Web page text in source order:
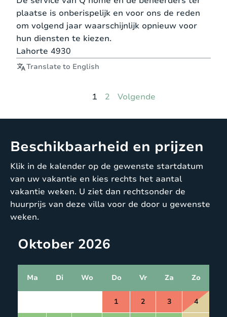
plaatse is onberispelijk en voor ons de reden
om volgend jaar waarschijnlijk opnieuw voor
hun diensten te kiezen.
Lahorte 4930
Translate to English
Pagina
1 Pagina
2 Volgende
Beschikbaarheid en prijzen
Klik in de kalender op de gewenste startdatum
van uw vakantie en kies rechts het aantal
vakantie weken. U ziet dan rechtsonder de
huurprijs van deze villa voor de door u gewenste
weken.
Oktober 2026
Ma Di Wo Do Vr Za Zo
1 2 3 4